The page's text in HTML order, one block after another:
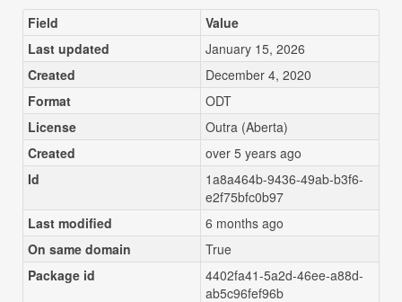
Field
Value
Last updated
January 15, 2026
Created
December 4, 2020
Format
ODT
License
Outra (Aberta)
Created
over 5 years ago
Id
1a8a464b-9436-49ab-b3f6-
e2f75bfc0b97
Last modified
6 months ago
On same domain
True
Package id
4402fa41-5a2d-46ee-a88d-
ab5c96fef96b